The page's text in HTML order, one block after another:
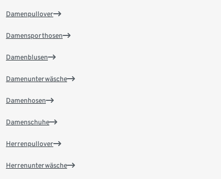
Damenpullover
Damensporthosen
Damenblusen
Damenunterwäsche
Damenhosen
Damenschuhe
Herrenpullover
Herrenunterwäsche